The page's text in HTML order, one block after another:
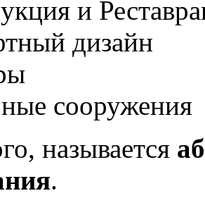
и
дизайн
сооружения
называется
.